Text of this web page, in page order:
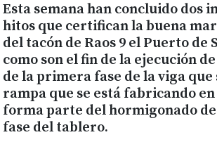
Esta semana han concluido dos
hitos que certifican la buena
del tacón de Raos 9 el Puerto de
como son el fin de la ejecución
de la primera fase de la viga
rampa que se está fabricando en
forma parte del hormigonado
fase del tablero.